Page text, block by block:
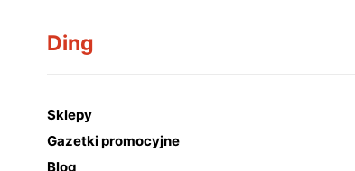
Ding
Sklepy
Gazetki promocyjne
Blog